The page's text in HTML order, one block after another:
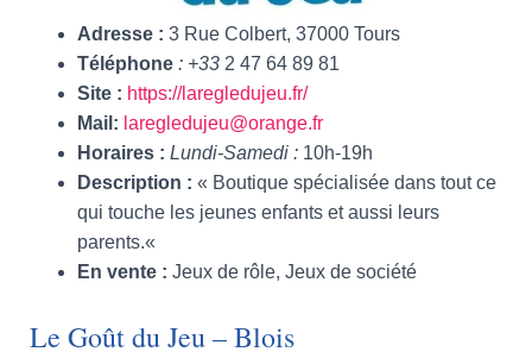
Adresse : 3 Rue Colbert, 37000 Tours
Téléphone : +33 2 47 64 89 81
Site : https://laregledujeu.fr/
Mail : laregledujeu@orange.fr
Horaires : Lundi-Samedi : 10h-19h
Description : « Boutique spécialisée dans tout ce
qui touche les jeunes enfants et aussi leurs
parents.«
En vente : Jeux de rôle, Jeux de société
Le Goût du Jeu – Blois